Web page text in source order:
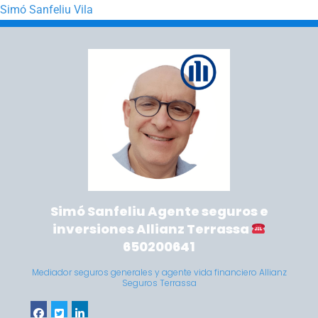
Simó Sanfeliu Vila
Saltar a la navegación principal
Saltar al contenido principal
Simó Sanfeliu Agente seguros e
inversiones Allianz Terrassa
650200641
Mediador seguros generales y agente vida financiero Allianz
Seguros Terrassa